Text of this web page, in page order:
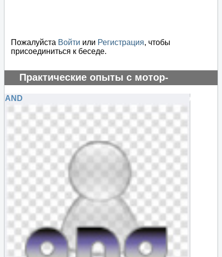
Пожалуйста Войти или Регистрация, чтобы
присоединиться к беседе.
Практические опыты с мотор-
генератором
#69787
AND